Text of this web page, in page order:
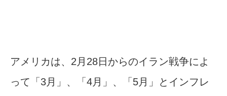
アメリカは、2月28日からのイラン戦争によ
って「3月」、「4月」、「5月」とインフレ